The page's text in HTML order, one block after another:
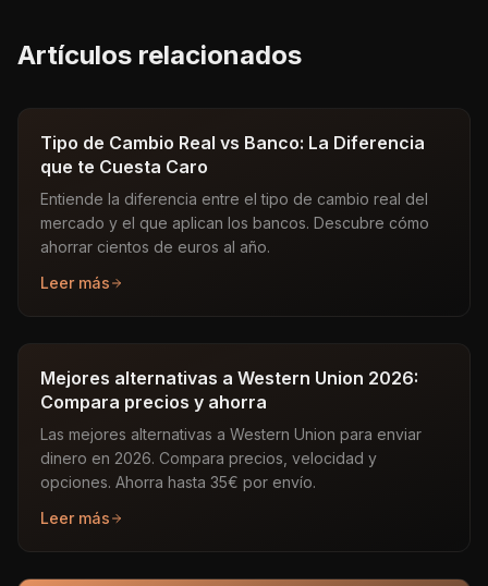
Artículos relacionados
Tipo de Cambio Real vs Banco: La Diferencia
que te Cuesta Caro
Entiende la diferencia entre el tipo de cambio real del
mercado y el que aplican los bancos. Descubre cómo
ahorrar cientos de euros al año.
Leer más
Mejores alternativas a Western Union 2026:
Compara precios y ahorra
Las mejores alternativas a Western Union para enviar
dinero en 2026. Compara precios, velocidad y
opciones. Ahorra hasta 35€ por envío.
Leer más